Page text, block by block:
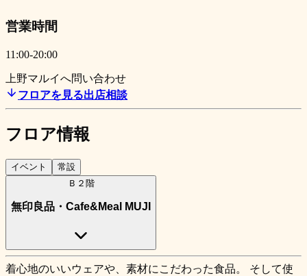
営業時間
11:00-20:00
上野マルイへ問い合わせ
フロアを見る出店相談
フロア情報
イベント
常設
Ｂ２階
無印良品・Cafe&Meal MUJI
着心地のいいウェアや、素材にこだわった食品。
そして使